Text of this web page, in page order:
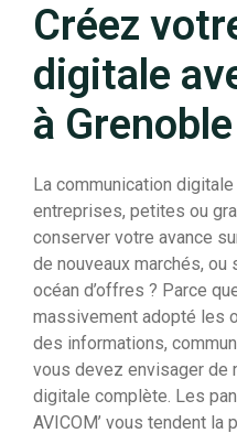
Créez
digitale
à
La communication
entreprises, petites ou
conserver votre avance
de nouveaux marchés, ou
océan d’offres ? Parce
massivement adopté les
des informations,
vous devez envisager de
digitale complète. Les
AVICOM’ vous tendent la